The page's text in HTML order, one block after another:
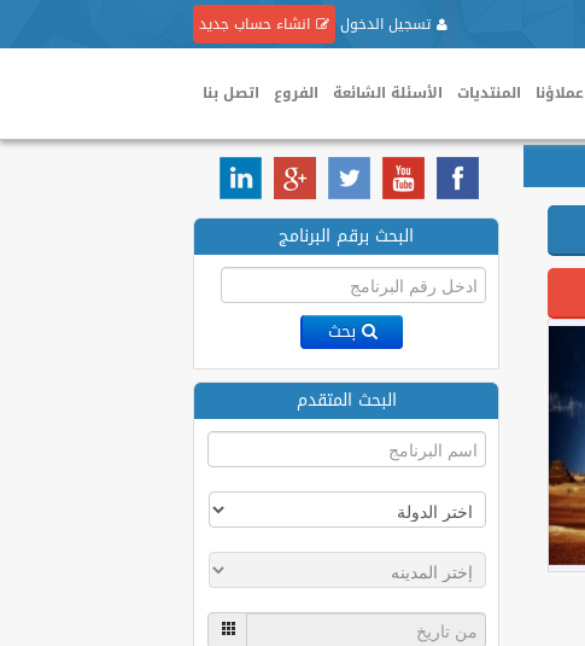
تسجيل الدخول انشاء حساب جديد
عملاؤنا المنتديات الأسئلة الشائعة الفروع اتصل بنا
البحث برقم البرنامج
بحث
البحث المتقدم